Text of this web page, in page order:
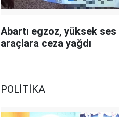
Abartı egzoz, yüksek
araçlara ceza yağdı
POLİTİKA